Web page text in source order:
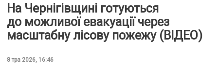
На Чернігівщині готуються
до можливої евакуації через
масштабну лісову пожежу (ВІДЕО)
8 тра 2026, 16:46